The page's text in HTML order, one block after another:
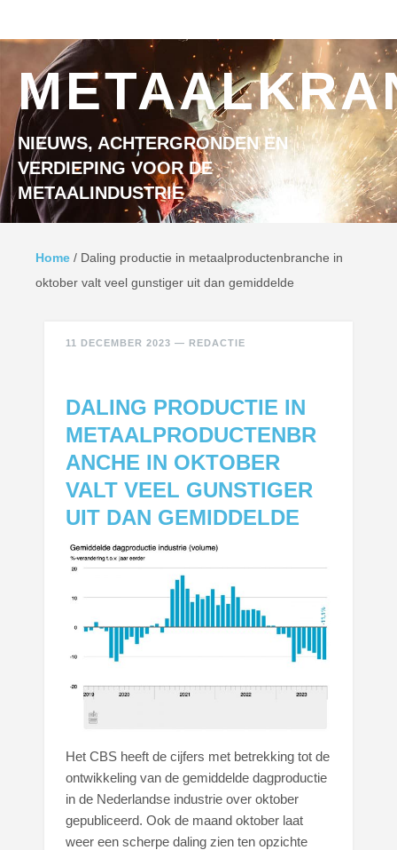
NIEUWS, ACHTERGRONDEN EN
VERDIEPING VOOR DE
METAALINDUSTRIE
Home / Daling productie in metaalproductenbranche in
oktober valt veel gunstiger uit dan gemiddelde
11 DECEMBER 2023 — REDACTIE
DALING PRODUCTIE IN
METAALPRODUCTENBR
ANCHE IN OKTOBER
VALT VEEL GUNSTIGER
UIT DAN GEMIDDELDE
Het CBS heeft de cijfers met betrekking tot de
ontwikkeling van de gemiddelde dagproductie
in de Nederlandse industrie over oktober
gepubliceerd. Ook de maand oktober laat
weer een scherpe daling zien ten opzichte